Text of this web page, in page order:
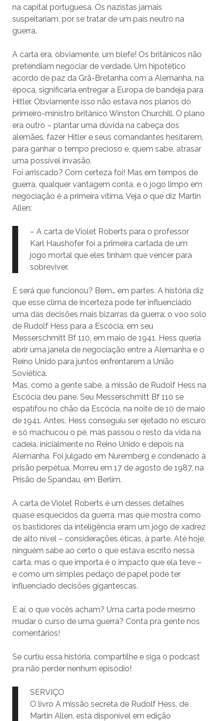
na capital portuguesa. Os nazistas jamais
suspeitariam, por se tratar de um país neutro na
guerra.
A carta era, obviamente, um blefe! Os britânicos não
pretendiam negociar de verdade. Um hipotético
acordo de paz da Grã-Bretanha com a Alemanha, na
época, significaria entregar a Europa de bandeja para
Hitler. Obviamente isso não estava nos planos do
primeiro-ministro britânico Winston Churchill. O plano
era outro – plantar uma dúvida na cabeça dos
alemães, fazer Hitler e seus comandantes hesitarem,
para ganhar o tempo precioso e, quem sabe, atrasar
uma possível invasão.
Foi arriscado? Com certeza foi! Mas em tempos de
guerra, qualquer vantagem conta, e o jogo limpo em
negociação é a primeira vítima. Veja o que diz Martin
Allen:
– A carta de Violet Roberts para o professor
Karl Haushofer foi a primeira cartada de um
jogo mortal que eles tinham que vencer para
sobreviver.
E será que funcionou? Bem… em partes. A história diz
que esse clima de incerteza pode ter influenciado
uma das decisões mais bizarras da guerra: o voo solo
de Rudolf Hess para a Escócia, em seu
Messerschmitt Bf 110, em maio de 1941. Hess queria
abrir uma janela de negociação entre a Alemanha e o
Reino Unido para juntos enfrentarem a União
Soviética.
Mas, como a gente sabe, a missão de Rudolf Hess na
Escócia deu pane. Seu Messerschmitt Bf 110 se
espatifou no chão da Escócia, na noite de 10 de maio
de 1941. Antes, Hess conseguiu ser ejetado no escuro
e só machucou o pé, mas passou o resto da vida na
cadeia, inicialmente no Reino Unido e depois na
Alemanha. Foi julgado em Nuremberg e condenado à
prisão perpétua. Morreu em 17 de agosto de 1987, na
Prisão de Spandau, em Berlim.
A carta de Violet Roberts é um desses detalhes
quase esquecidos da guerra, mas que mostra como
os bastidores da inteligência eram um jogo de xadrez
de alto nível – considerações éticas, à parte. Até hoje,
ninguém sabe ao certo o que estava escrito nessa
carta, mas o que importa é o impacto que ela teve –
e como um simples pedaço de papel pode ter
influenciado decisões gigantescas.
E aí, o que vocês acham? Uma carta pode mesmo
mudar o curso de uma guerra? Conta pra gente nos
comentários!
Se curtiu essa história, compartilhe e siga o podcast
pra não perder nenhum episódio!
SERVIÇO
O livro A missão secreta de Rudolf Hess, de
Martin Allen, está disponível em edição